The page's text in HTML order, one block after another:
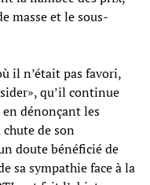
masse et le sous-
il n’était pas favori,
qu’il continue
en dénonçant les
de son
doute bénéficié de
sa sympathie face à la